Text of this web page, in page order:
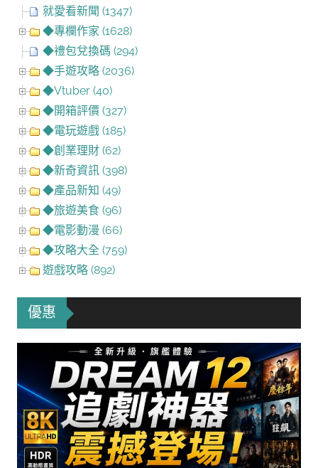
就愛看新聞 (1347)
◆專欄作家 (1628)
◆禮包兌換碼 (294)
◆手遊攻略 (2036)
◆Vtuber (40)
◆開箱評價 (327)
◆電玩遊戲 (185)
◆創業理財 (62)
◆新奇資訊 (398)
◆產品新知 (49)
◆旅遊美食 (96)
◆電影動漫 (66)
◆攻略大全 (759)
遊戲攻略 (892)
優惠